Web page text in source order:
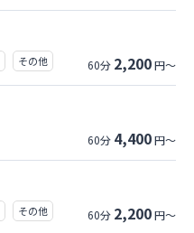
その他 60分 2,200円～
60分 4,400円～
その他 60分 2,200円～